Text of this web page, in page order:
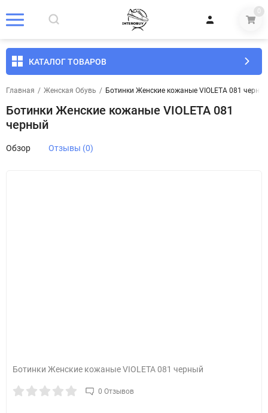
0
КАТАЛОГ ТОВАРОВ
Главная / Женская Обувь / Ботинки Женские кожаные VIOLETA 081
Ботинки Женские кожаные VIOLETA 081
черный
Обзор Отзывы (0)
Ботинки Женские кожаные VIOLETA 081 черный
0 Отзывов